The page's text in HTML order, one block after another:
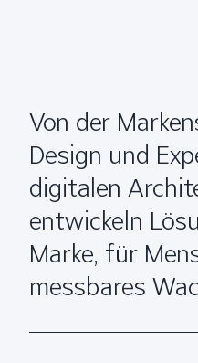
Von der
Design und
digitalen
entwickeln
Marke, für
messbares